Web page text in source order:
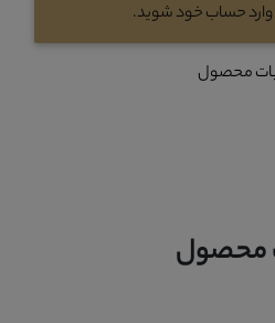
وارد حساب خود شوید.
محصول
محصول